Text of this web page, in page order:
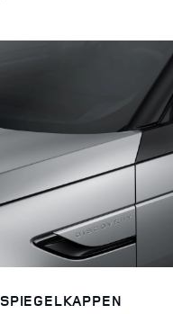
SPIEGELKAPPEN